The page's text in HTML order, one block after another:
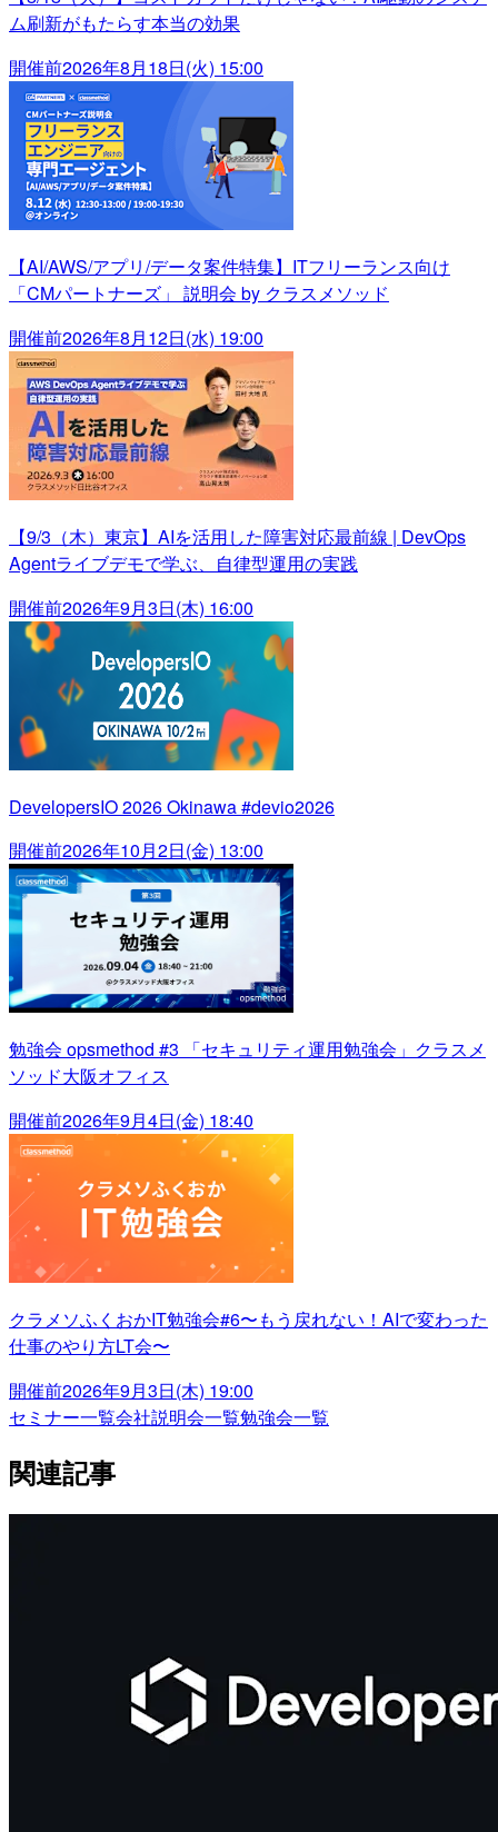
ム刷新がもたらす本当の効果
開催前2026年8月18日(火) 15:00
【AI/AWS/アプリ/データ案件特集】ITフリーランス向け
「CMパートナーズ」 説明会 by クラスメソッド
開催前2026年8月12日(水) 19:00
【9/3（木）東京】AIを活用した障害対応最前線 | DevOps
Agentライブデモで学ぶ、自律型運用の実践
開催前2026年9月3日(木) 16:00
DevelopersIO 2026 Okinawa #devio2026
開催前2026年10月2日(金) 13:00
勉強会 opsmethod #3 「セキュリティ運用勉強会」クラスメ
ソッド大阪オフィス
開催前2026年9月4日(金) 18:40
クラメソふくおかIT勉強会#6〜もう戻れない！AIで変わった
仕事のやり方LT会〜
開催前2026年9月3日(木) 19:00
セミナー一覧会社説明会一覧勉強会一覧
関連記事